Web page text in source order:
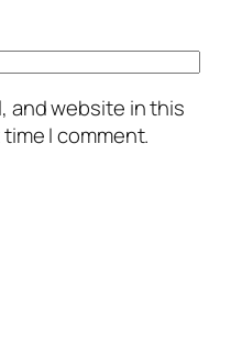
and website in this
I comment.